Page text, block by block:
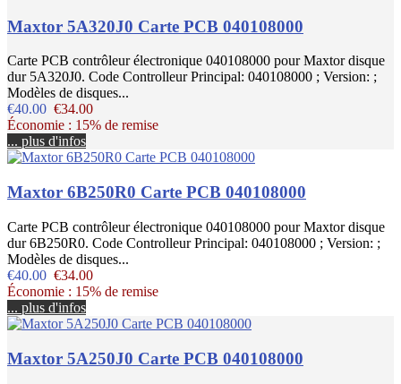
Maxtor 5A320J0 Carte PCB 040108000
Carte PCB contrôleur électronique 040108000 pour Maxtor disque
dur 5A320J0. Code Controlleur Principal: 040108000 ; Version: ;
Modèles de disques...
€40.00 €34.00
Économie : 15% de remise
... plus d'infos
Maxtor 6B250R0 Carte PCB 040108000
Carte PCB contrôleur électronique 040108000 pour Maxtor disque
dur 6B250R0. Code Controlleur Principal: 040108000 ; Version: ;
Modèles de disques...
€40.00 €34.00
Économie : 15% de remise
... plus d'infos
Maxtor 5A250J0 Carte PCB 040108000